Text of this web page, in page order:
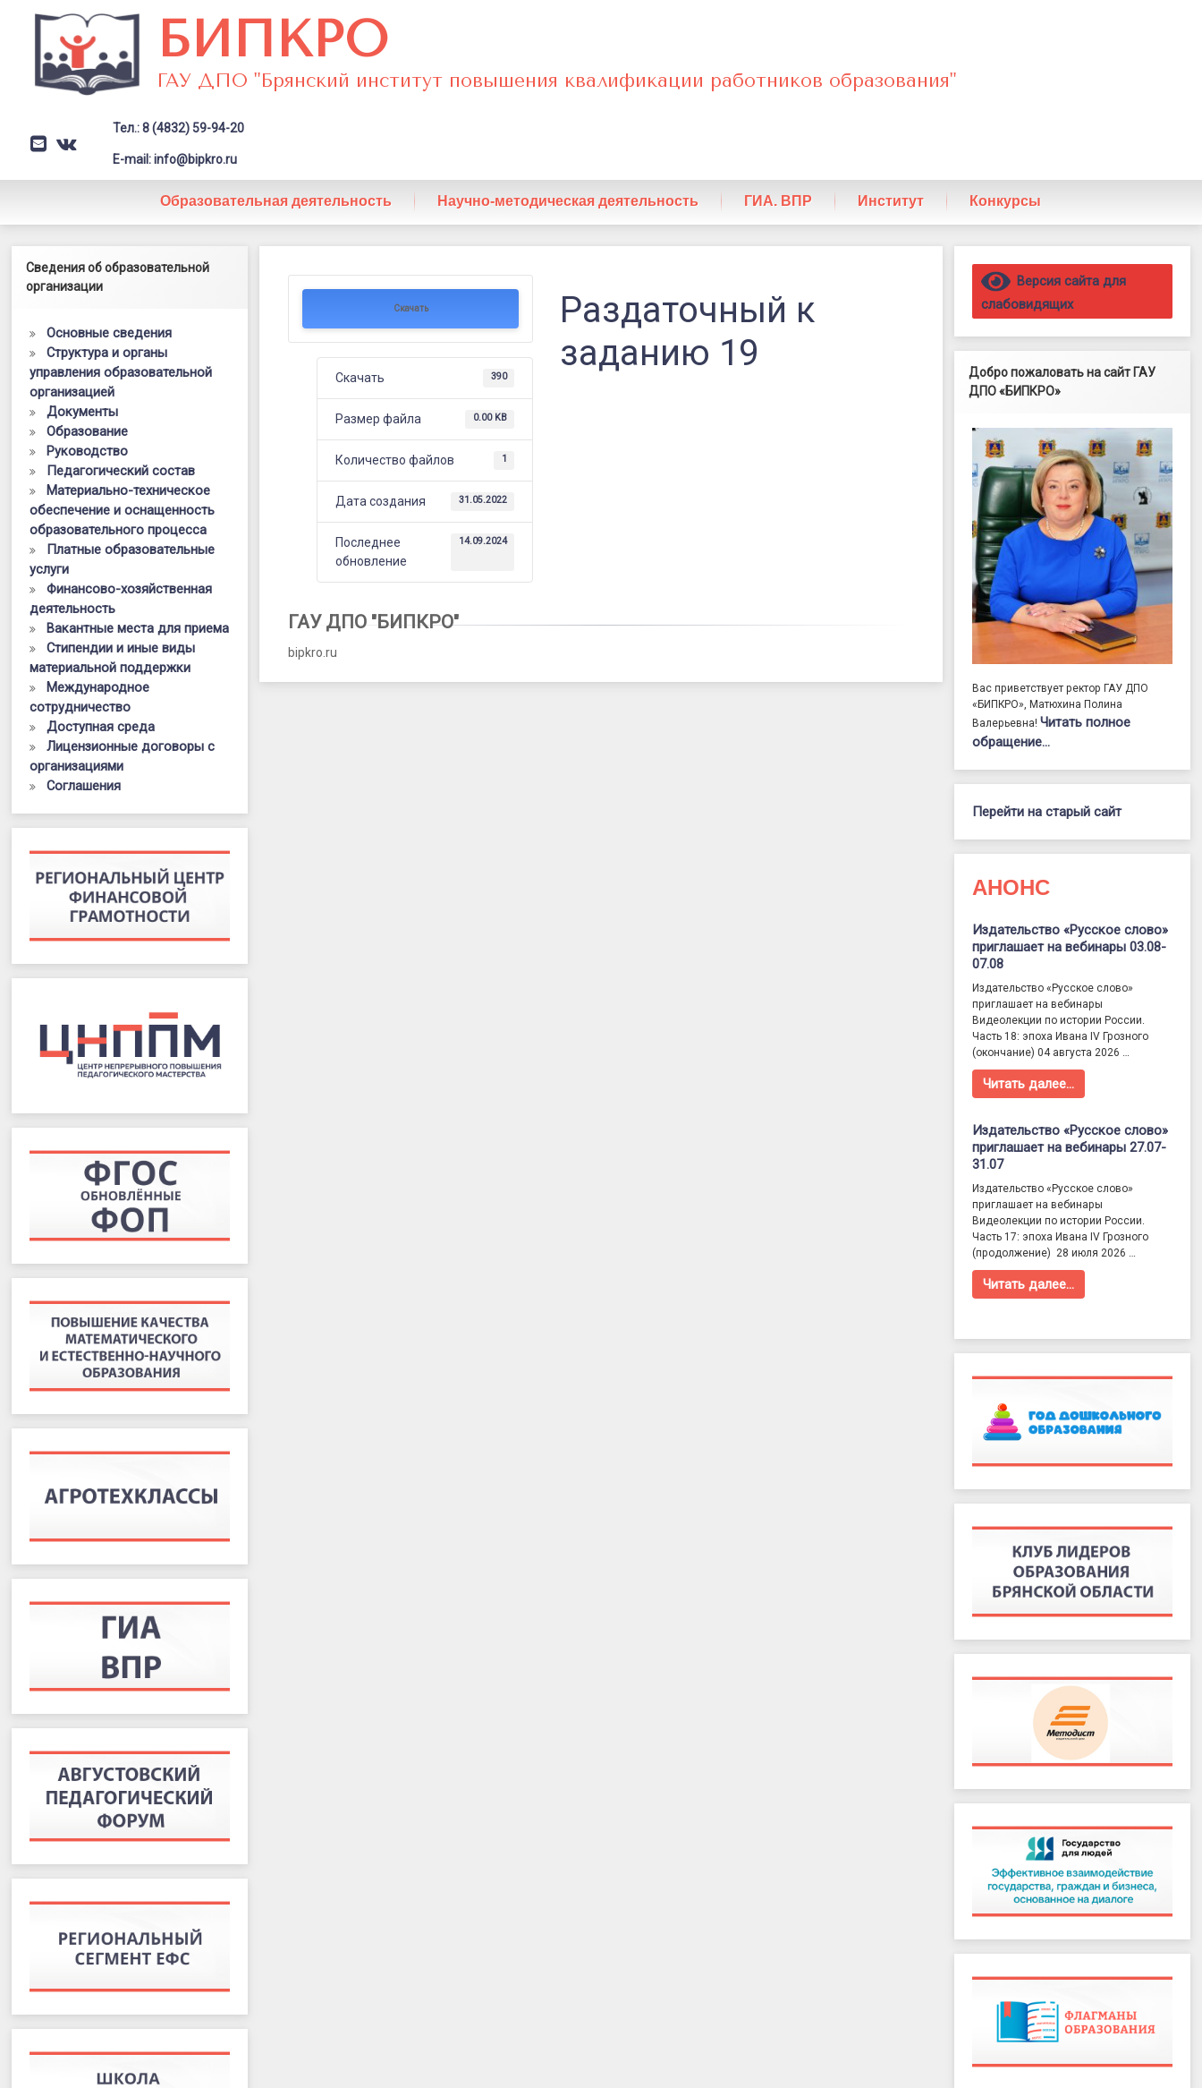
содержимому
БИПКРО
ГАУ ДПО "Брянский институт повышения квалификации работников образования"
E-mail
VK Заголовок сайта → второстепенный
Тел.: 8 (4832) 59-94-20
E-mail: info@bipkro.ru
Образовательная деятельность Научно-методическая деятельность ГИА. ВПР Институт Конкурсы
заданию
19
Скачать
Скачать 390
Размер файла 0.00 KB
Количество файлов 1
Дата создания 31.05.2022
Последнее
обновление
14.09.2024
Раздаточный к
заданию 19
ГАУ ДПО "БИПКРО"
bipkro.ru
Левый сайдбар
Сведения об образовательной
организации
Основные сведения
Структура и органы
управления образовательной
организацией
Документы
Образование
Руководство
Педагогический состав
Материально-техническое
обеспечение и оснащенность
образовательного процесса
Платные образовательные
услуги
Финансово-хозяйственная
деятельность
Вакантные места для приема
Стипендии и иные виды
материальной поддержки
Международное
сотрудничество
Доступная среда
Лицензионные договоры с
организациями
Соглашения
Правый сайдбар
Версия сайта для
слабовидящих
Добро пожаловать на сайт ГАУ
ДПО «БИПКРО»
Вас приветствует ректор ГАУ ДПО
«БИПКРО», Матюхина Полина
Валерьевна!Читать полное
обращение…
Перейти на старый сайт
АНОНС
Издательство «Русское слово»
приглашает на вебинары 03.08-
07.08
Издательство «Русское слово»
приглашает на вебинары
Видеолекции по истории России.
Часть 18: эпоха Ивана IV Грозного
(окончание) 04 августа 2026 …
Читать далее…
Издательство «Русское слово»
приглашает на вебинары 27.07-
31.07
Издательство «Русское слово»
приглашает на вебинары
Видеолекции по истории России.
Часть 17: эпоха Ивана IV Грозного
(продолжение) 28 июля 2026 …
Читать далее…